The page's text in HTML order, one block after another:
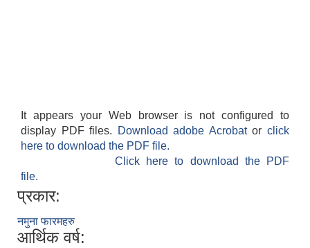
It appears your Web browser is not configured to
display PDF files.
Download adobe Acrobatorclick
here to download the PDF file.
Click here to download the PDF
file.
प्रकार:
नमुना फारमहरु
आर्थिक वर्ष: